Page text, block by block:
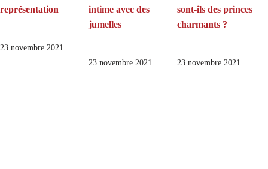
représentation
23 novembre 2021
intime avec des
jumelles
23 novembre 2021
sont-ils des princes
charmants ?
23 novembre 2021